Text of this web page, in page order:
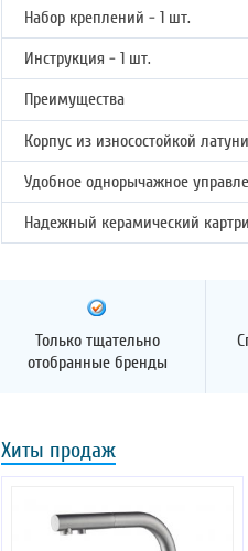
Набор креплений - 1 шт.
Инструкция - 1 шт.
Преимущества
Корпус из износостойкой
Удобное однорычажное
Надежный керамический
Только тщательно
отобранные бренды
Хиты продаж